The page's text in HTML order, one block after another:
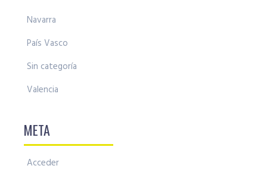
Navarra
País Vasco
Sin categoría
Valencia
META
Acceder